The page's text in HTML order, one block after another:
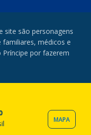
site são personagens
familiares, médicos e
por fazerem
MAPA